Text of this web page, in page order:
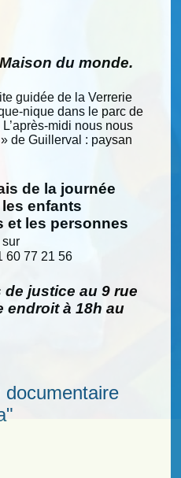
du monde.
guidée de la Verrerie
nique dans le parc de
midi nous nous
de Guillerval : paysan
de la journée
enfants
et les personnes
sur
60 77 21 56
de justice au 9 rue
endroit à 18h au
documentaire